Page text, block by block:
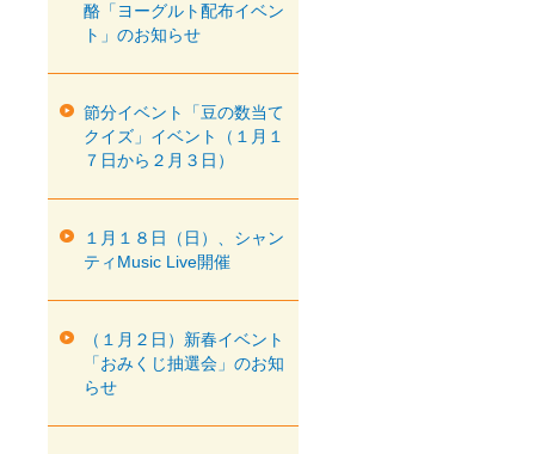
酪「ヨーグルト配布イベン
ト」のお知らせ
節分イベント「豆の数当て
クイズ」イベント（１月１
７日から２月３日）
１月１８日（日）、シャン
ティMusic Live開催
（１月２日）新春イベント
「おみくじ抽選会」のお知
らせ